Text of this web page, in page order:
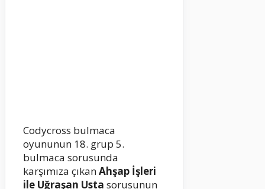
Codycross bulmaca
oyununun 18. grup 5.
bulmaca sorusunda
karşımıza çıkanAhşap İşleri
ile Uğraşan Usta sorusunun